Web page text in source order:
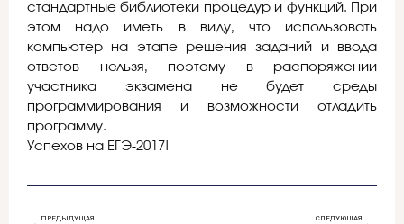
стандартные библиотеки процедур и функций. При
этом надо иметь в виду, что использовать
компьютер на этапе решения заданий и ввода
ответов нельзя, поэтому в распоряжении
участника экзамена не будет среды
программирования и возможности отладить
программу.
Успехов на ЕГЭ-2017!
ПРЕДЫДУЩАЯ СЛЕДУЮЩАЯ